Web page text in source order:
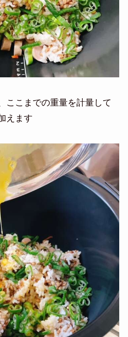
ここまでの重量を計量して
えます